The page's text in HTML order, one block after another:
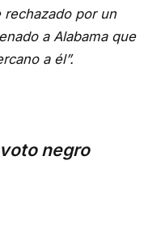
por un
a Alabama que
a él”.
negro